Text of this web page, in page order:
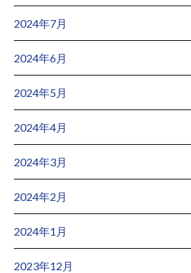
2024年7月
2024年6月
2024年5月
2024年4月
2024年3月
2024年2月
2024年1月
2023年12月